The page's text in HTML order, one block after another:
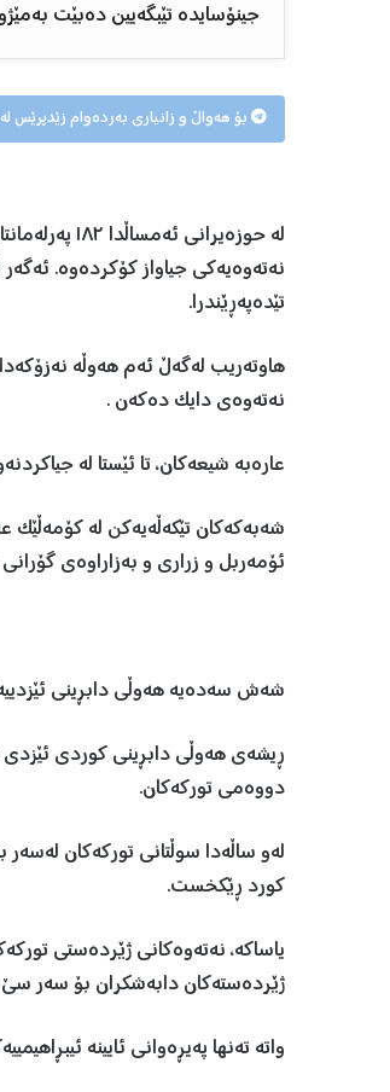
جینۆسایدە تێبگەیین دەبێت
بۆ هەواڵ و زانیاری بەردەوام زێدپرێس
لە
نەتەوەیەکی جیاواز کۆکردەوە.
تێدەپەڕێندرا.
هاوتەریب لەگەڵ ئەم هەوڵە
نەتەوەی دایک دەکەن .
عارەبە شیعەکان، تا ئێستا لە
شەبەکەکان تێکەڵەیەکن لە کۆمەڵێک
ئۆمەربل و زراری و بەزاراوەی
شەش سەدەیە هەوڵی دابڕینی
دووەمی تورکەکان.
لەو ساڵەدا سوڵتانی تورکەکان
کورد ڕێکخست.
یاساکە، نەتەوەکانی ژێردەستی
ژێردەستەکان دابەشکران بۆ سەر
واتە تەنها پەیڕەوانی ئایینە